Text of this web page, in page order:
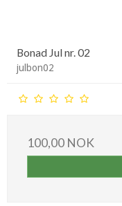
Bonad Jul nr. 02
julbon02
100,00 NOK